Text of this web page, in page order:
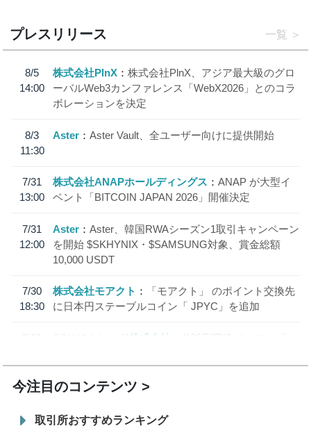
プレスリリース 一覧
8/5
14:00
株式会社PlnX
株式会社PlnX、アジア最大級のグロ
ーバルWeb3カンファレンス「WebX2026」とのコラ
ボレーションを決定
8/3
11:30
Aster Aster Vault、全ユーザー向けに提供開始
7/31
13:00
株式会社ANAPホールディングス
ANAP が大型イ
ベント「BITCOIN JAPAN 2026」開催決定
7/31
12:00
Aster
Aster、韓国RWAシーズン1取引キャンペーン
を開始 $SKHYNIX・$SAMSUNG対象、賞金総額
10,000 USDT
7/30
18:30
株式会社モアクト
「モアクト」 のポイント交換先
に日本円ステーブルコイン「 JPYC」を追加
7/29
SBI VCトレード株式会社
信託型円建てステーブル
今注目のコンテンツ
取引所おすすめランキング